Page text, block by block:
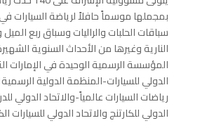
بمجملها موسماً حافلاً لرياضة السيارات
سباقات الحلبات والراليات وسباق ربع
النارية وغيرها من الأحداث السنوية
المؤسسة الرسمية الوحيدة في الإمارات
الدولي للسيارات-المنظمة الدولية
رياضات السيارات عالمياً-والاتحاد الدولي
الدولي للكارتنج والاتحاد الدولي للسيارات